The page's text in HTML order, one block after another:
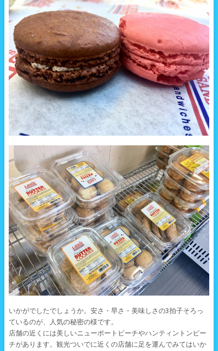
いかがでしたでしょうか。安さ・早さ・美味しさの3拍子そろっ
ているのが、人気の秘密の様です。
店舗の近くには美しいニューポートビーチやハンティントンビー
チがあります。観光ついでに近くの店舗に足を運んでみてはいか